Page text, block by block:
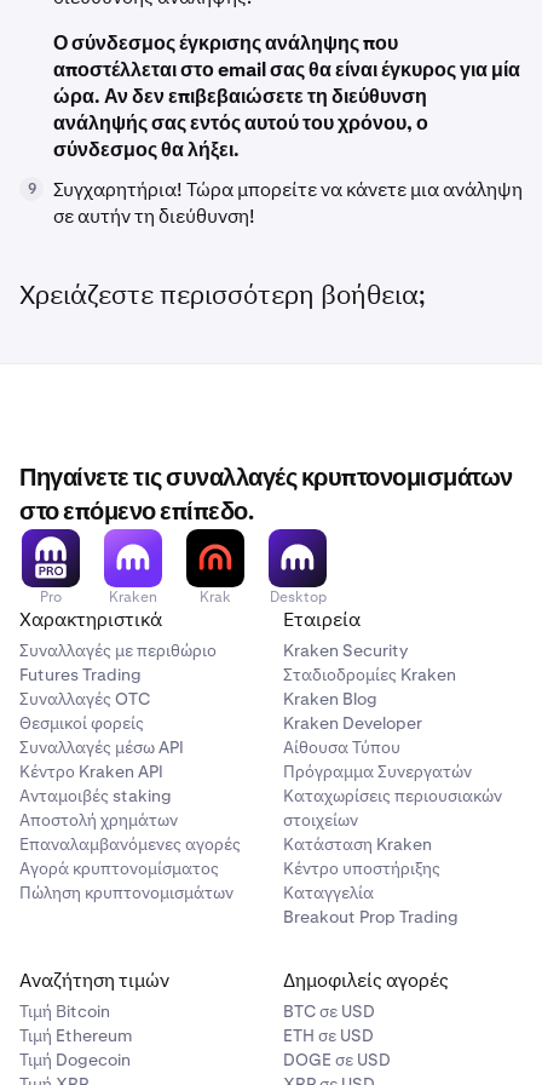
Ο σύνδεσμος έγκρισης ανάληψης που
αποστέλλεται στο email σας θα είναι έγκυρος για μία
ώρα. Αν δεν επιβεβαιώσετε τη διεύθυνση
ανάληψής σας εντός αυτού του χρόνου, ο
σύνδεσμος θα λήξει.
9
Συγχαρητήρια! Τώρα μπορείτε να κάνετε μια ανάληψη
σε αυτήν τη διεύθυνση!
Χρειάζεστε περισσότερη βοήθεια;
Πηγαίνετε τις συναλλαγές κρυπτονομισμάτων
στο επόμενο επίπεδο.
Pro Kraken Krak Desktop
Χαρακτηριστικά
Συναλλαγές με περιθώριο
Futures Trading
Συναλλαγές OTC
Θεσμικοί φορείς
Συναλλαγές μέσω API
Κέντρο Kraken API
Ανταμοιβές staking
Αποστολή χρημάτων
Επαναλαμβανόμενες αγορές
Αγορά κρυπτονομίσματος
Πώληση κρυπτονομισμάτων
Εταιρεία
Kraken Security
Σταδιοδρομίες Kraken
Kraken Blog
Kraken Developer
Αίθουσα Τύπου
Πρόγραμμα Συνεργατών
Καταχωρίσεις περιουσιακών
στοιχείων
Κατάσταση Kraken
Κέντρο υποστήριξης
Καταγγελία
Breakout Prop Trading
Αναζήτηση τιμών
Τιμή Βitcoin
Τιμή Ethereum
Τιμή Dogecoin
Δημοφιλείς αγορές
BTC σε USD
ETH σε USD
DOGE σε USD